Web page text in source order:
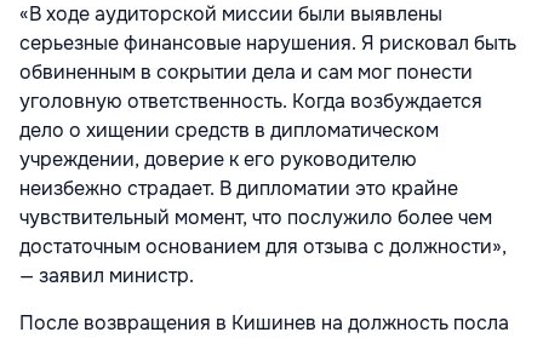
«В ходе аудиторской миссии были выявлены
серьезные финансовые нарушения. Я рисковал быть
обвиненным в сокрытии дела и сам мог понести
уголовную ответственность. Когда возбуждается
дело о хищении средств в дипломатическом
учреждении, доверие к его руководителю
неизбежно страдает. В дипломатии это крайне
чувствительный момент, что послужило более чем
достаточным основанием для отзыва с должности»,
— заявил министр.
После возвращения в Кишинев на должность посла